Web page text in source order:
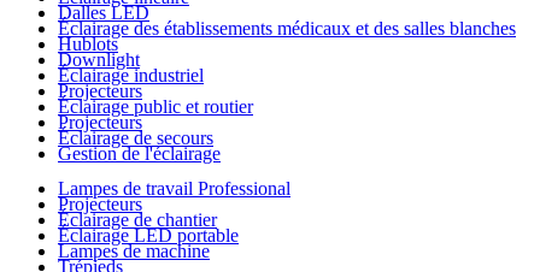
Dalles LED
Éclairage des établissements médicaux et des salles blanches
Hublots
Downlight
Éclairage industriel
Projecteurs
Éclairage public et routier
Projecteurs
Éclairage de secours
Gestion de l'éclairage
Lampes de travail Professional
Projecteurs
Éclairage de chantier
Éclairage LED portable
Lampes de machine
Trépieds